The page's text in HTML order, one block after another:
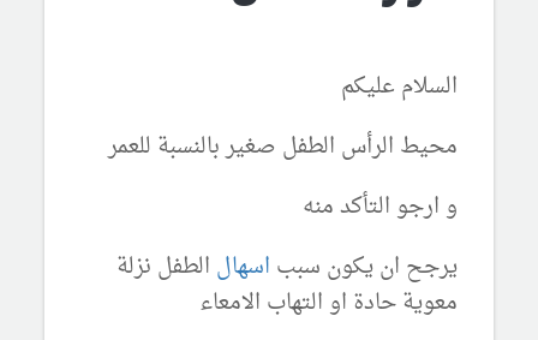
السلام عليكم
محيط الرأس الطفل صغير بالنسبة للعمر
و ارجو التأكد منه
يرجح ان يكون سبب اسهال الطفل نزلة
معوية حادة او التهاب الامعاء